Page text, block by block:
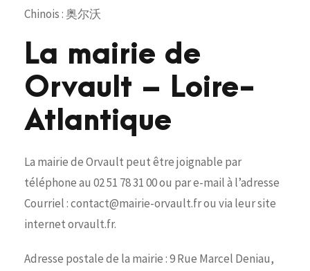
Chinois : 奥尔沃
La mairie de
Orvault – Loire-
Atlantique
La mairie de Orvault peut être joignable par
téléphone au 02 51 78 31 00 ou par e-mail à l’adresse
Courriel : contact@mairie-orvault.fr ou via leur site
internet orvault.fr.
Adresse postale de la mairie : 9 Rue Marcel Deniau,